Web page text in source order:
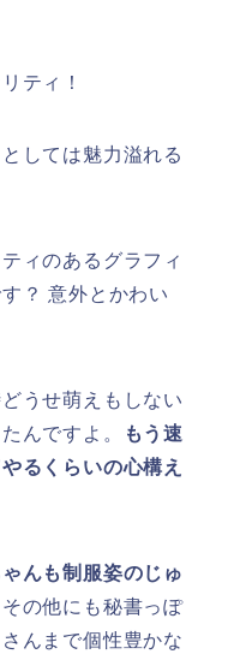
ティ！
しては魅力溢れる
ィのあるグラフィ
？ 意外とかわい
うせ萌えもしない
んですよ。
もう速
るくらいの心構え
んも制服姿のじゅ
その他にも秘書っぽ
んまで個性豊かな